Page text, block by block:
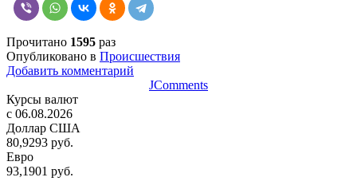
Прочитано 1595 раз
Опубликовано в Происшествия
Добавить комментарий
JComments
Курсы валют
c 06.08.2026
Доллар США
80,9293 руб.
Евро
93,1901 руб.